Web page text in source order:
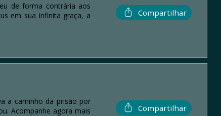
de forma contrária aos
em sua infinita graça, a
Compartilhar
a caminho da prisão por
Acompanhe agora mais
Compartilhar